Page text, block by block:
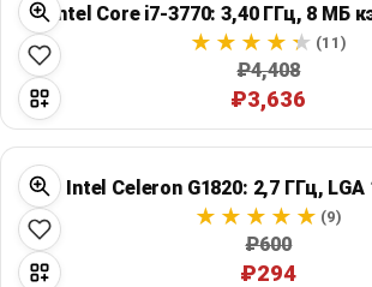
Intel Core i7-3770: 3,40 ГГц, 8 МБ
(11)
₽4,408
₽3,636
Intel Celeron G1820: 2,7 ГГц, LGA
(9)
₽600
₽294